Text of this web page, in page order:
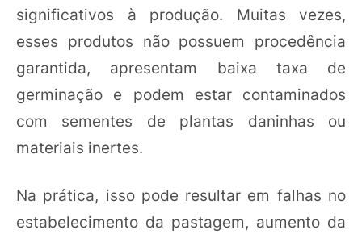
significativos à produção. Muitas vezes,
esses produtos não possuem procedência
garantida, apresentam baixa taxa de
germinação e podem estar contaminados
com sementes de plantas daninhas ou
materiais inertes.
Na prática, isso pode resultar em falhas no
estabelecimento da pastagem, aumento da